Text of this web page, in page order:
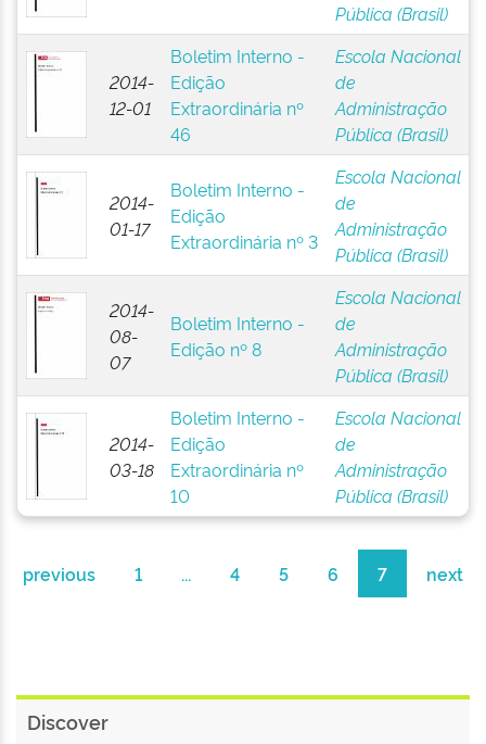
Pública (Brasil)
2014-
12-01
Boletim Interno -
Edição
Extraordinária nº
46
Escola Nacional
de
Administração
Pública (Brasil)
2014-
01-17
Boletim Interno -
Edição
Extraordinária nº 3
Escola Nacional
de
Administração
Pública (Brasil)
2014-
08-
07
Boletim Interno -
Edição nº 8
Escola Nacional
de
Administração
Pública (Brasil)
2014-
03-18
Boletim Interno -
Edição
Extraordinária nº
10
Escola Nacional
de
Administração
Pública (Brasil)
previous 1 ... 4 5 6 7 next
Discover